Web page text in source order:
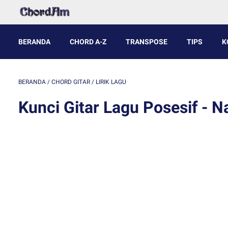
BERANDA CHORD A-Z TRANSPOSE TIPS
BERANDA / CHORD GITAR / LIRIK LAGU
Kunci Gitar Lagu Posesif -